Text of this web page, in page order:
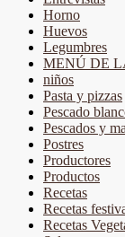
Horno
Huevos
Legumbres
MENÚ DE
niños
Pasta y pizzas
Pescado
Pescados y
Postres
Productores
Productos
Recetas
Recetas
Recetas